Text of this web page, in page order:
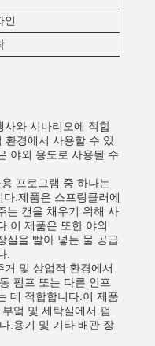
인
사와 시나리오에 적합
환경에서 사용할 수 있
야외 용도로 사용될 수
프로그램 중 하나는
.제품은 스프링클러에
는 캔을 채우기 위해 사
.이 제품은 또한 야외
실을 빨아 넣는 물 공급
.
및 상업적 환경에서
펌프 또는 다른 인프
데 적합합니다.이 제품
엌 및 세탁실에서 펌
.용기 및 기타 배관 장